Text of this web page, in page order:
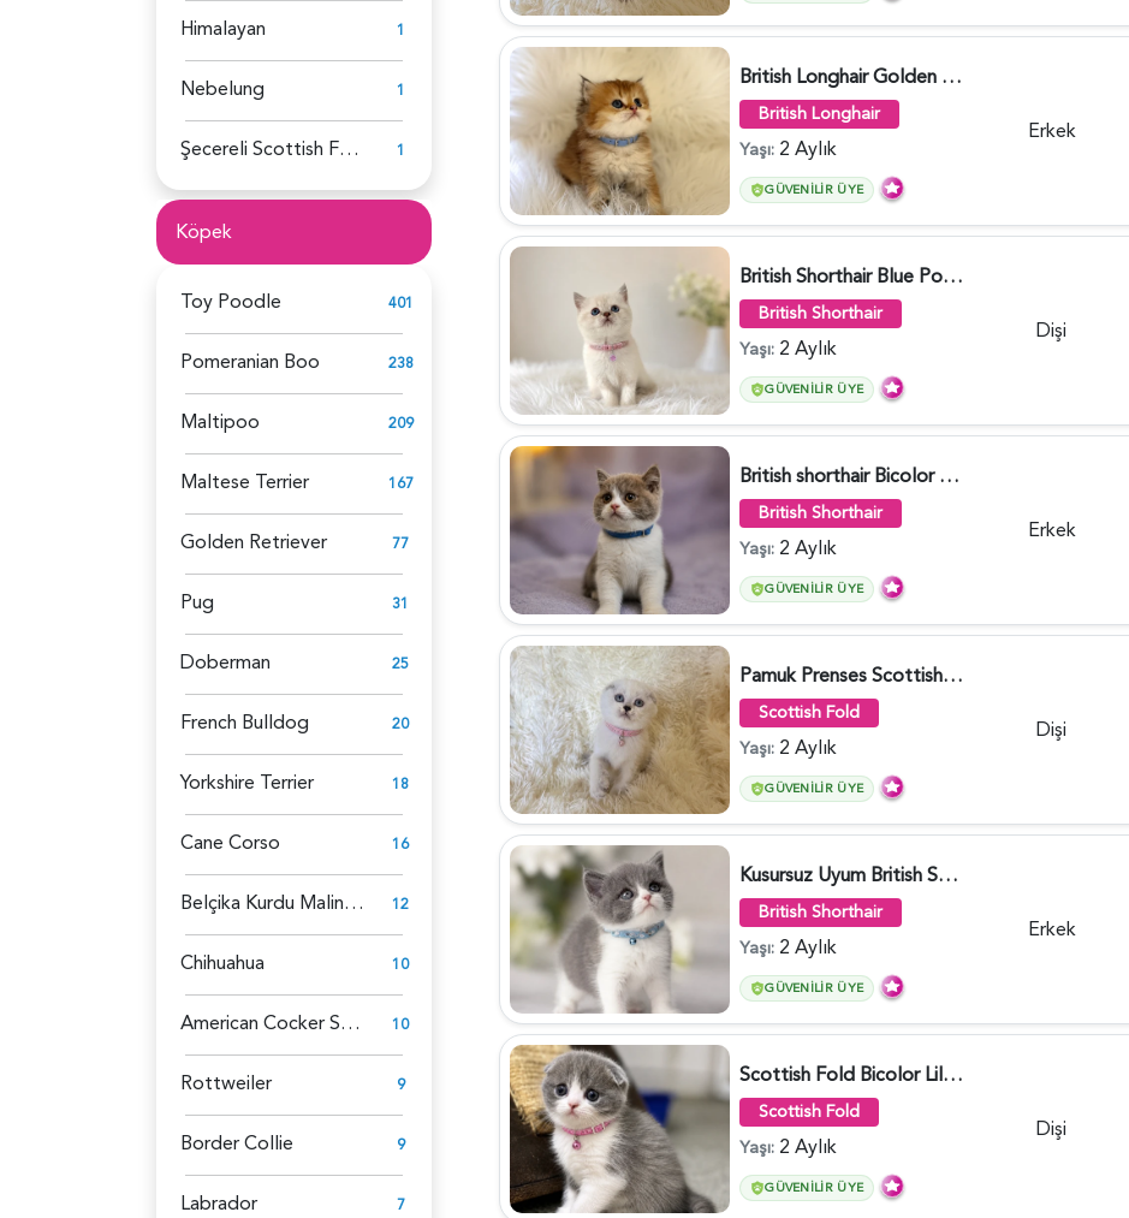
Himalayan 1
Nebelung 1
Şecereli Scottish Fold 1
Köpek
Toy Poodle 401
Pomeranian Boo 238
Maltipoo 209
Maltese Terrier 167
Golden Retriever 77
Pug 31
Doberman 25
French Bulldog 20
Yorkshire Terrier 18
Cane Corso 16
Belçika Kurdu Malinois 12
Chihuahua 10
American Cocker Spaniel 10
Rottweiler 9
Border Collie 9
Labrador 7
British Longhair Golden Erkek Yavrumuz - 5910
British Longhair
Yaşı: 2 Aylık
GÜVENILIR ÜYE
Erkek
British Shorthair Blue Point Kızımız 2 Aylık - 5149
British Shorthair
Yaşı: 2 Aylık
GÜVENILIR ÜYE
Dişi
British shorthair Bicolor Lilac Erkek - 5905
British Shorthair
Yaşı: 2 Aylık
GÜVENILIR ÜYE
Erkek
Pamuk Prenses Scottish Fold Maviş Yavrumuz - 6009
Scottish Fold
Yaşı: 2 Aylık
GÜVENILIR ÜYE
Dişi
Kusursuz Uyum British Shorthair Bi Color Erkek - 6011
British Shorthair
Yaşı: 2 Aylık
GÜVENILIR ÜYE
Erkek
Scottish Fold Bicolor Lilac Dişi - 6014
Scottish Fold
Yaşı: 2 Aylık
GÜVENILIR ÜYE
Dişi